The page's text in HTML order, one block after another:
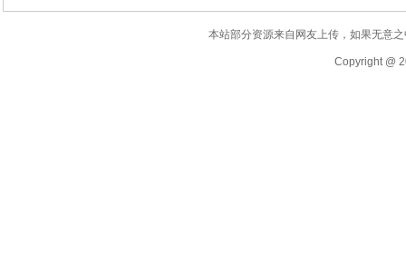
本站部分资源来自网友上传，如果无意
Copyright @